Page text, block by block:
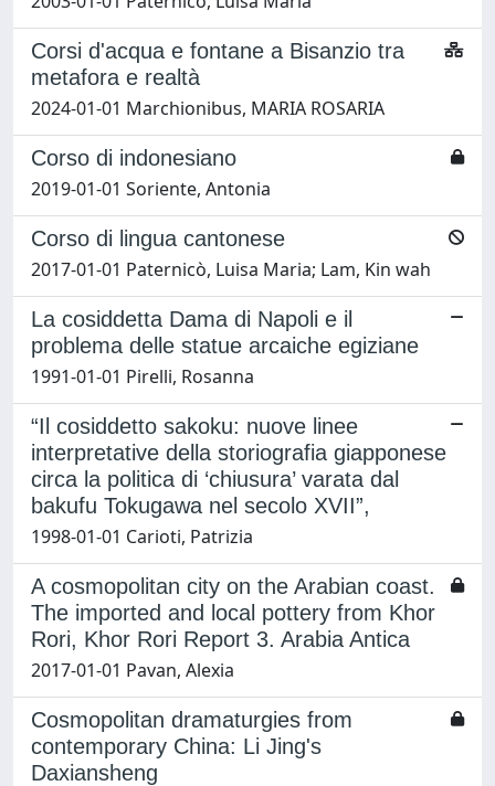
Corsi d'acqua e fontane a Bisanzio tra
metafora e realtà
2024-01-01 Marchionibus, MARIA ROSARIA
Corso di indonesiano
2019-01-01 Soriente, Antonia
Corso di lingua cantonese
2017-01-01 Paternicò, Luisa Maria; Lam, Kin wah
La cosiddetta Dama di Napoli e il
problema delle statue arcaiche egiziane
1991-01-01 Pirelli, Rosanna
“Il cosiddetto sakoku: nuove linee
interpretative della storiografia giapponese
circa la politica di ‘chiusura’ varata dal
bakufu Tokugawa nel secolo XVII”,
1998-01-01 Carioti, Patrizia
A cosmopolitan city on the Arabian coast.
The imported and local pottery from Khor
Rori, Khor Rori Report 3. Arabia Antica
2017-01-01 Pavan, Alexia
Cosmopolitan dramaturgies from
contemporary China: Li Jing's
Daxiansheng